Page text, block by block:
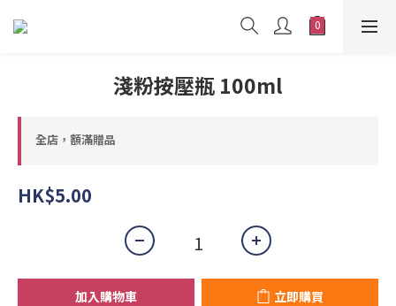
淺粉按壓瓶 100ml
全店，額滿贈品
HK$5.00
加入購物車 立即購買